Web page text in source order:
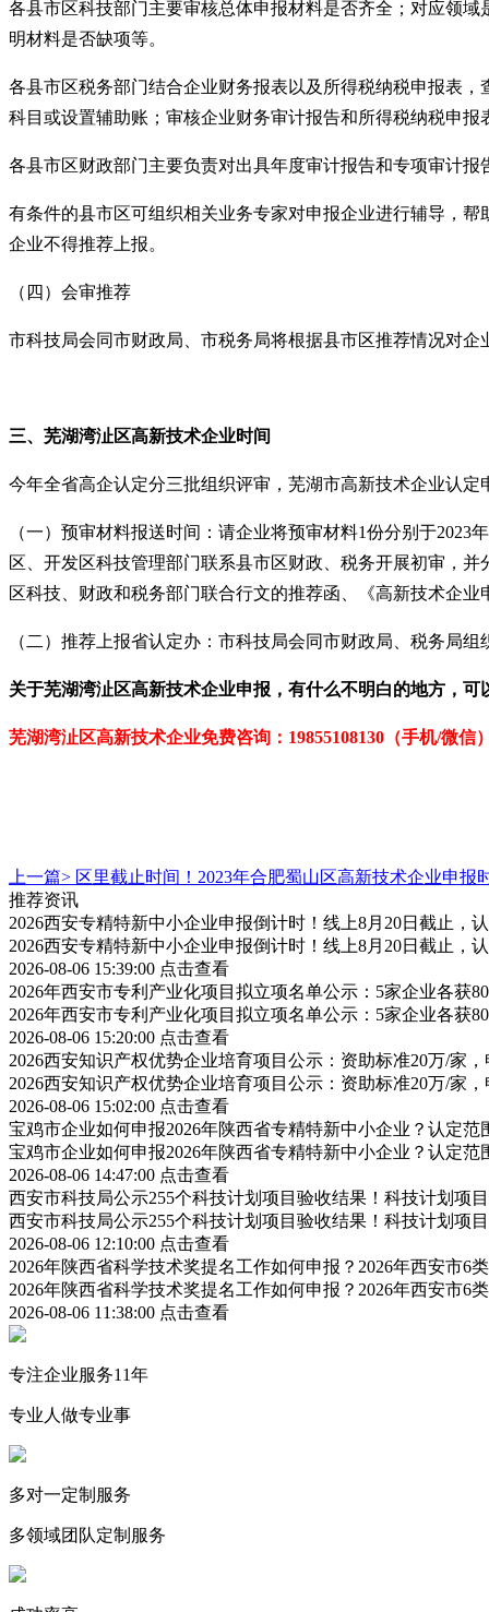
各县市区科技部门主要审核总体申报材料是否齐全；对应领
明材料是否缺项等。
各县市区税务部门结合企业财务报表以及所得税纳税申报表
科目或设置辅助账；审核企业财务审计报告和所得税纳税申报
各县市区财政部门主要负责对出具年度审计报告和专项审计
有条件的县市区可组织相关业务专家对申报企业进行辅导，
企业不得推荐上报。
（四）会审推荐
市科技局会同市财政局、市税务局将根据县市区推荐情况对
三、 芜湖湾沚区高新技术企业时间
今年全省高企认定分三批组织评审， 芜湖市高新技术企业认定
（一）预审材料报送时间：请企业将预审材料1份分别于2023年
区、开发区科技管理部门联系县市区财政、税务开展初审，并
区科技、财政和税务部门联合行文的推荐函、《高新技术企业
（二）推荐上报省认定办：市科技局会同市财政局、税务局
关于芜湖湾沚区高新技术企业申报，有什么不明白的地方，可
芜湖湾沚区高新技术企业免费咨询： 19855108130（手机/微信
上一篇> 区里截止时间！2023年合肥蜀山区高新技术企业申报
推荐资讯
2026西安专精特新中小企业申报倒计时！线上8月20日截止，
2026西安专精特新中小企业申报倒计时！线上8月20日截止，
2026-08-06 15:39:00 点击查看
2026年西安市专利产业化项目拟立项名单公示：5家企业各获
2026年西安市专利产业化项目拟立项名单公示：5家企业各获
2026-08-06 15:20:00 点击查看
2026西安知识产权优势企业培育项目公示：资助标准20万/家
2026西安知识产权优势企业培育项目公示：资助标准20万/家
2026-08-06 15:02:00 点击查看
宝鸡市企业如何申报2026年陕西省专精特新中小企业？认定
宝鸡市企业如何申报2026年陕西省专精特新中小企业？认定
2026-08-06 14:47:00 点击查看
西安市科技局公示255个科技计划项目验收结果！科技计划项
西安市科技局公示255个科技计划项目验收结果！科技计划项
2026-08-06 12:10:00 点击查看
2026年陕西省科学技术奖提名工作如何申报？2026年西安市6
2026年陕西省科学技术奖提名工作如何申报？2026年西安市6
2026-08-06 11:38:00 点击查看
专注企业服务11年
专业人做专业事
多对一定制服务
多领域团队定制服务